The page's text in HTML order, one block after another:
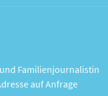
Familienjournalistin
auf Anfrage